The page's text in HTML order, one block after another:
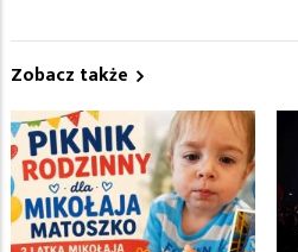
Zobacz także